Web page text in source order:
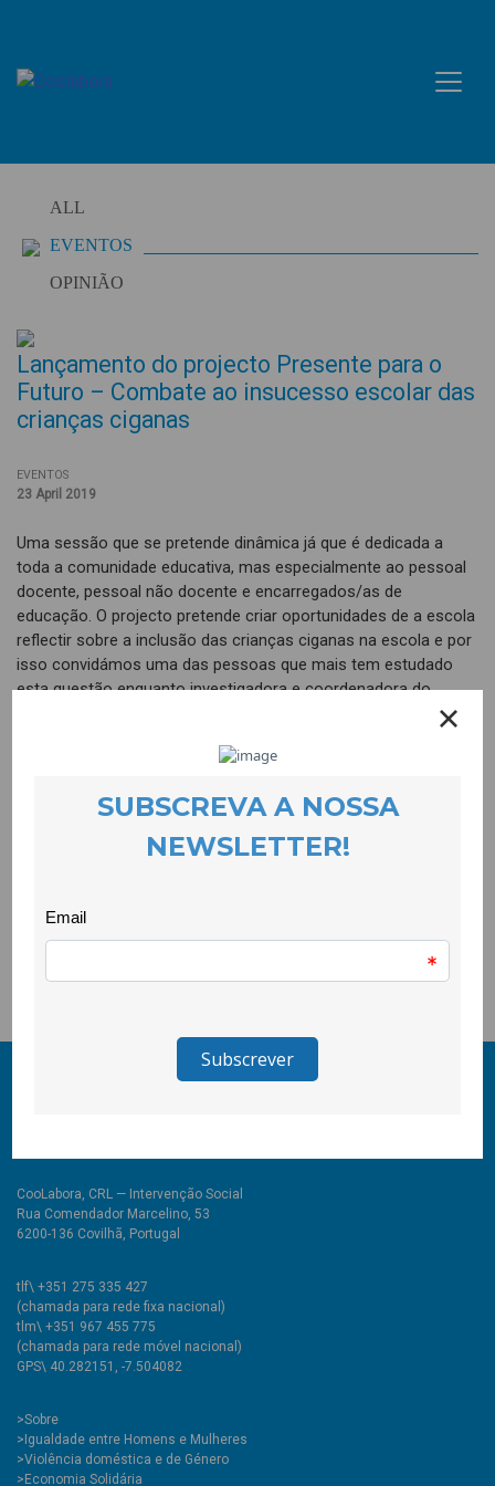
content
ALL
EVENTOS
OPINIÃO
Lançamento do projecto Presente para o
Futuro – Combate ao insucesso escolar das
crianças ciganas
EVENTOS
23 April 2019
Uma sessão que se pretende dinâmica já que é dedicada a
toda a comunidade educativa, mas especialmente ao pessoal
docente, pessoal não docente e encarregados/as de
educação. O projecto pretende criar oportunidades de a escola
reflectir sobre a inclusão das crianças ciganas na escola e por
isso convidámos uma das pessoas que mais tem estudado
esta questão enquanto investigadora e coordenadora do
Observatório das Comunidades Ciganas, a Doutora Maria José
vamos apresentar publicamente um projecto que teve pressa
de começar mas que agora se deixa conhecer de uma forma
mais oficial. O projecto Presente para o Futuro é promovido
recebe financiamento doPlano Integrado e Inovador de
CooLabora, CRL — Intervenção Social
Rua Comendador Marcelino, 53
6200-136 Covilhã, Portugal
tlf\ +351 275 335 427
(chamada para rede fixa nacional)
tlm\ +351 967 455 775
(chamada para rede móvel nacional)
GPS\ 40.282151, -7.504082
>Sobre
>Igualdade entre Homens e Mulheres
>Violência doméstica e de Género
>Economia Solidária